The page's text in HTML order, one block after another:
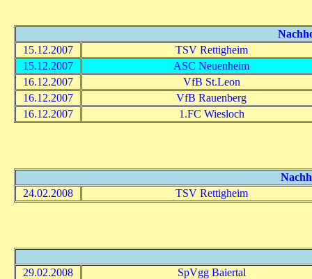
15.12.2007
TSV Rettigheim
15.12.2007
ASC Neuenheim
16.12.2007
VfB St.Leon
16.12.2007
VfB Rauenberg
16.12.2007
1.FC Wiesloch
24.02.2008
TSV Rettigheim
29.02.2008
SpVgg Baiertal